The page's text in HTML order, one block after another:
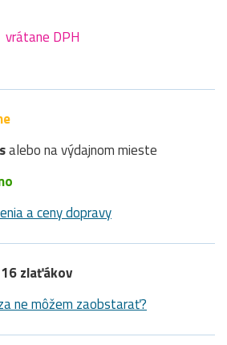
vrátane DPH
alebo na výdajnom mieste
a ceny dopravy
16 zlaťákov
ne môžem zaobstarať?